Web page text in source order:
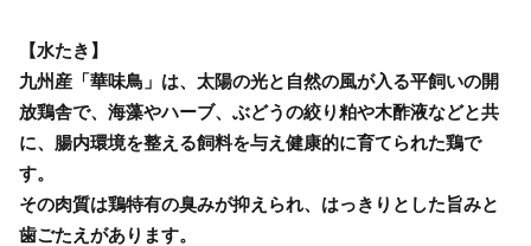
【水たき】
九州産「華味鳥」は、太陽の光と自然の風が入る平飼いの開
放鶏舎で、海藻やハーブ、ぶどうの絞り粕や木酢液などと共
に、腸内環境を整える飼料を与え健康的に育てられた鶏で
す。
その肉質は鶏特有の臭みが抑えられ、はっきりとした旨みと
歯ごたえがあります。